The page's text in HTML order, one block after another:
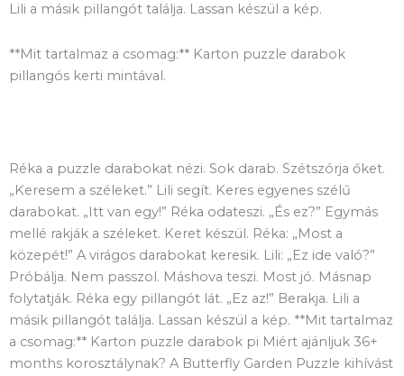
Lili a másik pillangót találja. Lassan készül a kép.
**Mit tartalmaz a csomag:** Karton puzzle darabok
pillangós kerti mintával.
Réka a puzzle darabokat nézi. Sok darab. Szétszórja őket.
„Keresem a széleket.” Lili segít. Keres egyenes szélű
darabokat. „Itt van egy!” Réka odateszi. „És ez?” Egymás
mellé rakják a széleket. Keret készül. Réka: „Most a
közepét!” A virágos darabokat keresik. Lili: „Ez ide való?”
Próbálja. Nem passzol. Máshova teszi. Most jó. Másnap
folytatják. Réka egy pillangót lát. „Ez az!” Berakja. Lili a
másik pillangót találja. Lassan készül a kép. **Mit tartalmaz
a csomag:** Karton puzzle darabok pi Miért ajánljuk 36+
months korosztálynak? A Butterfly Garden Puzzle kihívást